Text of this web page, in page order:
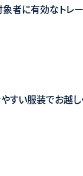
象者に有効なト
すい服装でお越し